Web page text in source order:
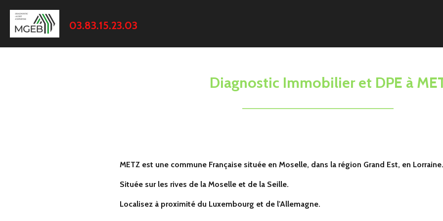
Passer
contenu
principal
03.83.15.23.03
Diagnostic Immobilier et DPE à
METZ est une commune Française située en Moselle, dans la région Grand Est, en Lorraine.
Située sur les rives de la Moselle et de la Seille.
Localisez à proximité du Luxembourg et de l'Allemagne.